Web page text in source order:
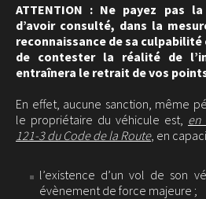
ATTENTION : Ne payez pas
d’avoir consulté, dans la
reconnaissance de sa
de contester la réalité de
entraînera le retrait de vos
En effet, aucune sanction, même
le propriétaire du véhicule est, en
121-3 du Code de la Route, en
l’existence d’un vol de son
évènement de force majeure ;